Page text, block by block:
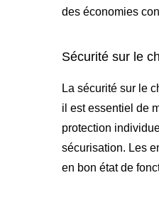
des économies
Sécurité sur le
La sécurité sur le
il est essentiel de
protection
sécurisation. Les
en bon état de